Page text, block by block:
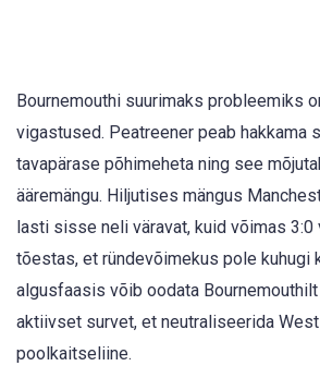
Bournemouthi suurimaks probleemiks
vigastused. Peatreener peab hakkama
tavapärase põhimeheta ning see
ääremängu. Hiljutises mängus
lasti sisse neli väravat, kuid võimas 3:0
tõestas, et ründevõimekus pole kuhugi
algusfaasis võib oodata
aktiivset survet, et neutraliseerida
poolkaitseliine.